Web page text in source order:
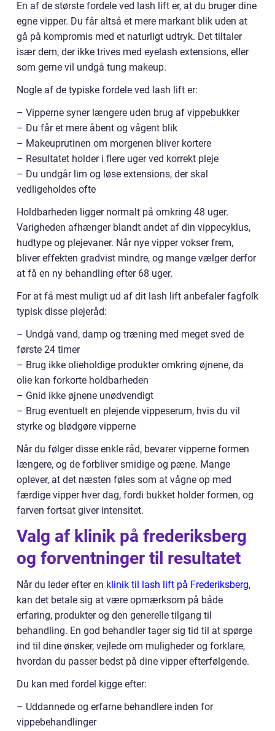
En af de største fordele ved lash lift er, at du bruger dine
egne vipper. Du får altså et mere markant blik uden at
gå på kompromis med et naturligt udtryk. Det tiltaler
især dem, der ikke trives med eyelash extensions, eller
som gerne vil undgå tung makeup.
Nogle af de typiske fordele ved lash lift er:
– Vipperne syner længere uden brug af vippebukker
– Du får et mere åbent og vågent blik
– Makeuprutinen om morgenen bliver kortere
– Resultatet holder i flere uger ved korrekt pleje
– Du undgår lim og løse extensions, der skal
vedligeholdes ofte
Holdbarheden ligger normalt på omkring 48 uger.
Varigheden afhænger blandt andet af din vippecyklus,
hudtype og plejevaner. Når nye vipper vokser frem,
bliver effekten gradvist mindre, og mange vælger derfor
at få en ny behandling efter 68 uger.
For at få mest muligt ud af dit lash lift anbefaler fagfolk
typisk disse plejeråd:
– Undgå vand, damp og træning med meget sved de
første 24 timer
– Brug ikke olieholdige produkter omkring øjnene, da
olie kan forkorte holdbarheden
– Gnid ikke øjnene unødvendigt
– Brug eventuelt en plejende vippeserum, hvis du vil
styrke og blødgøre vipperne
Når du følger disse enkle råd, bevarer vipperne formen
længere, og de forbliver smidige og pæne. Mange
oplever, at det næsten føles som at vågne op med
færdige vipper hver dag, fordi bukket holder formen, og
farven fortsat giver intensitet.
Valg af klinik på frederiksberg
og forventninger til resultatet
Når du leder efter en klinik til lash lift på Frederiksberg,
kan det betale sig at være opmærksom på både
erfaring, produkter og den generelle tilgang til
behandling. En god behandler tager sig tid til at spørge
ind til dine ønsker, vejlede om muligheder og forklare,
hvordan du passer bedst på dine vipper efterfølgende.
Du kan med fordel kigge efter:
– Uddannede og erfarne behandlere inden for
vippebehandlinger